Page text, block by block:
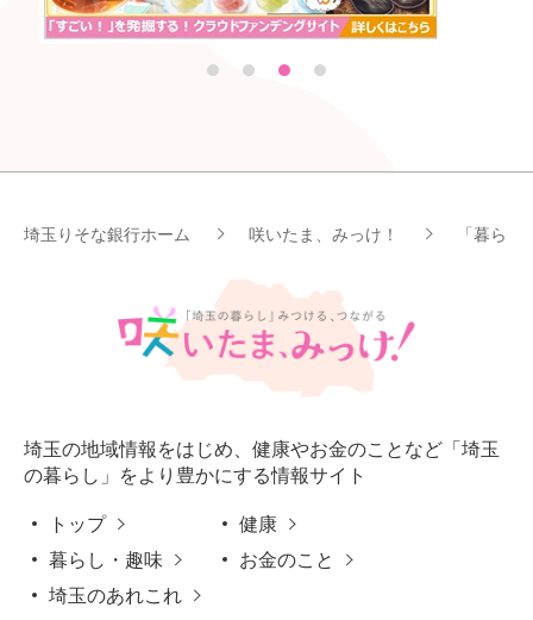
埼玉りそな銀行ホーム 咲いたま、みっけ！ 「暮ら
埼玉の地域情報をはじめ、健康やお金のことなど「埼玉
の暮らし」をより豊かにする情報サイト
トップ
健康
暮らし・趣味
お金のこと
埼玉のあれこれ